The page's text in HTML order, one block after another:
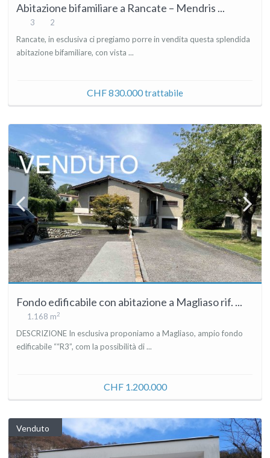
Abitazione bifamiliare a Rancate – Mendris ...
3
2
Rancate, in esclusiva ci pregiamo porre in vendita questa splendida
abitazione bifamiliare, con vista ...
CHF 830.000trattabile
Fondo edificabile con abitazione a Magliaso rif. ...
1.168 m2
DESCRIZIONE In esclusiva proponiamo a Magliaso, ampio fondo
edificabile ““R3”, com la possibilità di ...
CHF 1.200.000
Venduto